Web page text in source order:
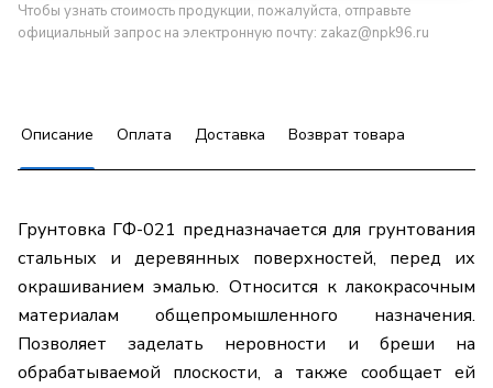
Чтобы узнать стоимость продукции, пожалуйста, отправьте
официальный запрос на электронную почту: zakaz@npk96.ru
Описание Оплата Доставка Возврат товара
Грунтовка ГФ-021 предназначается для грунтования
стальных и деревянных поверхностей, перед их
окрашиванием эмалью. Относится к лакокрасочным
материалам общепромышленного назначения.
Позволяет заделать неровности и бреши на
обрабатываемой плоскости, а также сообщает ей